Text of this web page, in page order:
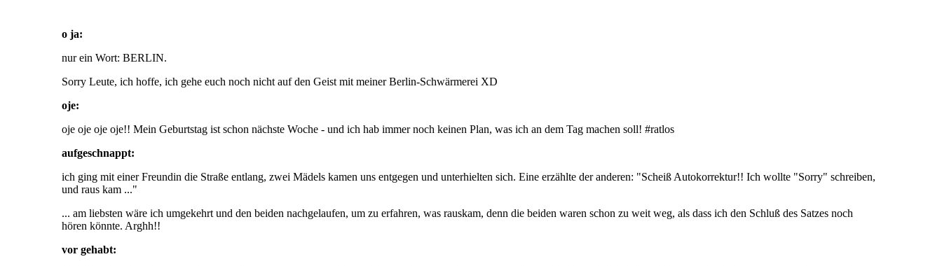
o ja:
nur ein Wort: BERLIN.
Sorry Leute, ich hoffe, ich gehe euch noch nicht auf den Geist mit meiner Berlin-Schwärmerei XD
oje:
oje oje oje oje!! Mein Geburtstag ist schon nächste Woche - und ich hab immer noch keinen Plan, was ich an dem Tag machen soll! #ratlos
aufgeschnappt:
ich ging mit einer Freundin die Straße entlang, zwei Mädels kamen uns entgegen und unterhielten sich. Eine erzählte der anderen: "Scheiß Autokorrektur!! Ich wollte "Sorry" schreiben,
und raus kam ..."
... am liebsten wäre ich umgekehrt und den beiden nachgelaufen, um zu erfahren, was rauskam, denn die beiden waren schon zu weit weg, als dass ich den Schluß des Satzes noch
hören könnte. Arghh!!
vor gehabt: